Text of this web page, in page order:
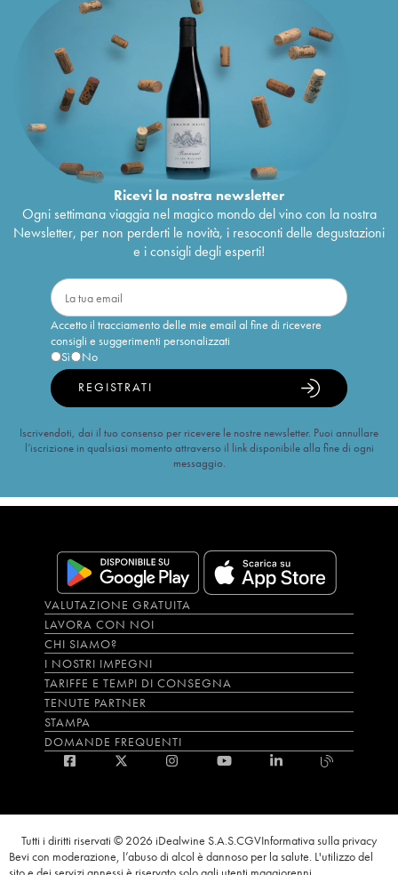
Ricevi la nostra newsletter
Ogni settimana viaggia nel magico mondo del vino con la nostra
Newsletter, per non perderti le novità, i resoconti delle degustazioni
e i consigli degli esperti!
Accetto il tracciamento delle mie email al fine di ricevere
consigli e suggerimenti personalizzati
Sì
No
REGISTRATI
Iscrivendoti, dai il tuo consenso per ricevere le nostre newsletter. Puoi annullare
l’iscrizione in qualsiasi momento attraverso il link disponibile alla fine di ogni
messaggio.
VALUTAZIONE GRATUITA
LAVORA CON NOI
CHI SIAMO?
I NOSTRI IMPEGNI
TARIFFE E TEMPI DI CONSEGNA
TENUTE PARTNER
STAMPA
DOMANDE FREQUENTI
Tutti i diritti riservati © 2026 iDealwine S.A.S.CGVInformativa sulla privacy
Bevi con moderazione, l’abuso di alcol è dannoso per la salute. L'utilizzo del